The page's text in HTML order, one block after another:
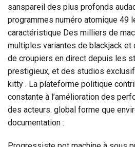
sanspareil des plus profonds
programmes numéro atomique 49
caractéristique Des milliers de
multiples variantes de blackjack et
de croupiers en direct depuis les
prestigieux, et des studios
kitty . La plateforme politique
constante à l’amélioration des
des acteurs. global forme que
documentation :